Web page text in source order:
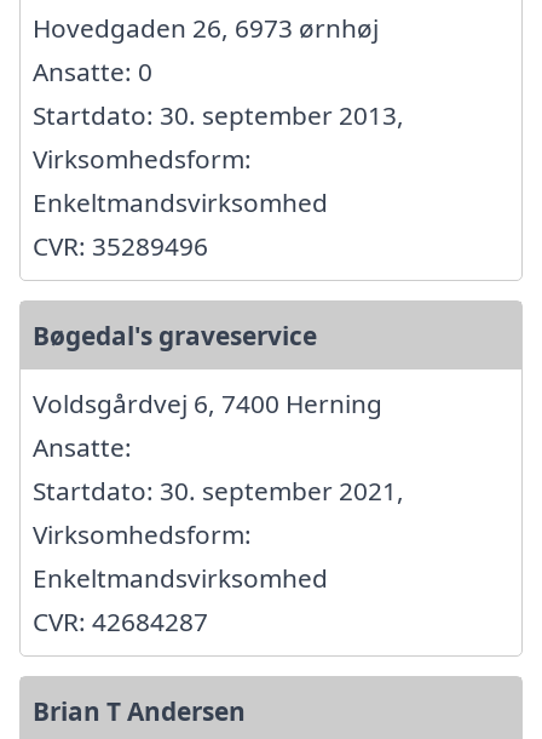
Hovedgaden 26, 6973 ørnhøj
Ansatte: 0
Startdato: 30. september 2013,
Virksomhedsform:
Enkeltmandsvirksomhed
CVR: 35289496
Bøgedal's graveservice
Voldsgårdvej 6, 7400 Herning
Ansatte:
Startdato: 30. september 2021,
Virksomhedsform:
Enkeltmandsvirksomhed
CVR: 42684287
Brian T Andersen